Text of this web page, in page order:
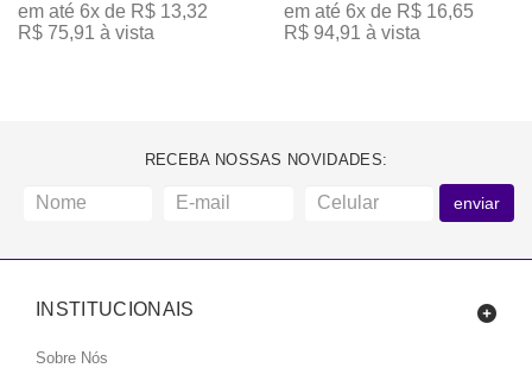
em até 6x de R$ 13,32
R$ 75,91 à vista
em até 6x de R$ 16,65
R$ 94,91 à vista
RECEBA NOSSAS NOVIDADES:
enviar
INSTITUCIONAIS
Sobre Nós